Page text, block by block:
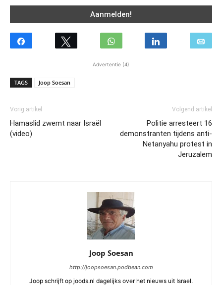
Advertentie (4)
TAGS Joop Soesan
Vorig artikel
Hamaslid zwemt naar Israël
(video)
Volgend artikel
Politie arresteert 16
demonstranten tijdens anti-
Netanyahu protest in
Jeruzalem
Joop Soesan
http://joopsoesan.podbean.com
Joop schrijft op joods.nl dagelijks over het nieuws uit Israel.